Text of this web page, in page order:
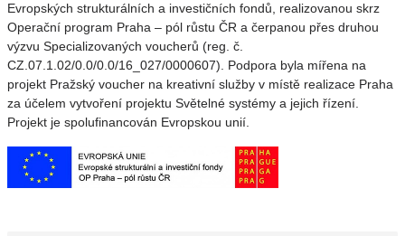
Evropských strukturálních a investičních fondů, realizovanou skrz
Operační program Praha – pól růstu ČR a čerpanou přes druhou
výzvu Specializovaných voucherů (reg. č.
CZ.07.1.02/0.0/0.0/16_027/0000607). Podpora byla mířena na
projekt Pražský voucher na kreativní služby v místě realizace Praha
za účelem vytvoření projektu Světelné systémy a jejich řízení.
Projekt je spolufinancován Evropskou unií.